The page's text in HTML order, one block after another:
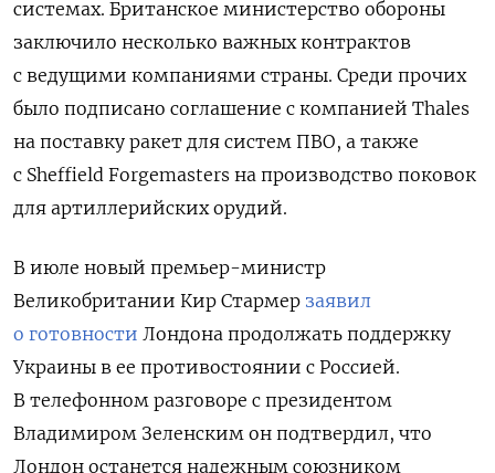
системах. Британское министерство обороны
заключило несколько важных контрактов
с ведущими компаниями страны. Среди прочих
было подписано соглашение с компанией Thales
на поставку ракет для систем ПВО, а также
с Sheffield Forgemasters на производство поковок
для артиллерийских орудий.
В июле новый премьер-министр
Великобритании Кир Стармер заявил
о готовности Лондона продолжать поддержку
Украины в ее противостоянии с Россией.
В телефонном разговоре с президентом
Владимиром Зеленским он подтвердил, что
Лондон останется надежным союзником